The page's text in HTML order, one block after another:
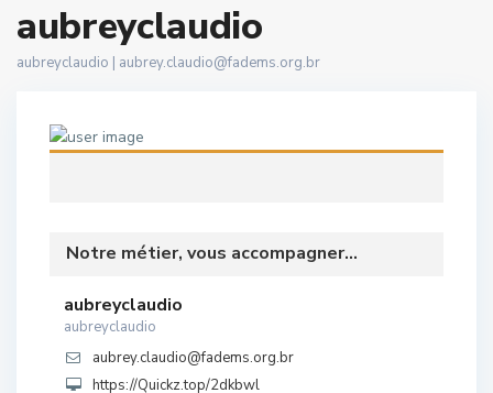
aubreyclaudio
aubreyclaudio | aubrey.claudio@fadems.org.br
Notre métier, vous accompagner...
aubreyclaudio
aubreyclaudio
aubrey.claudio@fadems.org.br
https://Quickz.top/2dkbwl